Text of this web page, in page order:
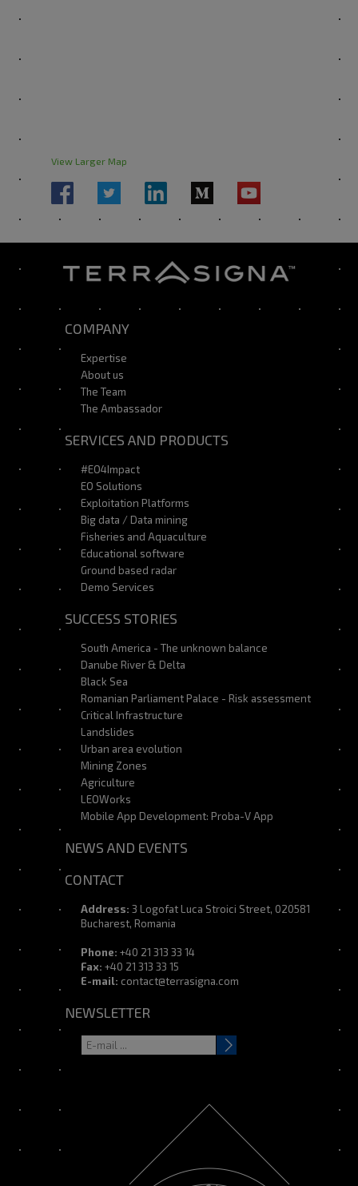
View Larger Map
COMPANY
Expertise
About us
The Team
The Ambassador
SERVICES AND PRODUCTS
#EO4Impact
EO Solutions
Exploitation Platforms
Big data / Data mining
Fisheries and Aquaculture
Educational software
Ground based radar
Demo Services
SUCCESS STORIES
South America - The unknown balance
Danube River & Delta
Black Sea
Romanian Parliament Palace - Risk assessment
Critical Infrastructure
Landslides
Urban area evolution
Mining Zones
Agriculture
LEOWorks
Mobile App Development: Proba-V App
NEWS AND EVENTS
CONTACT
Address: 3 Logofat Luca Stroici Street, 020581
Bucharest, Romania
Phone: +40 21 313 33 14
Fax: +40 21 313 33 15
E-mail: contact@terrasigna.com
NEWSLETTER